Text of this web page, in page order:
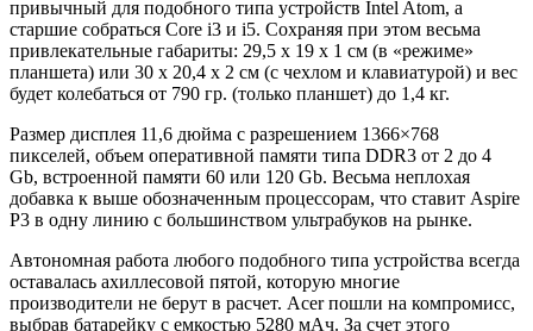
привычный для подобного типа устройств Intel Atom, а
старшие собраться Core i3 и i5. Сохраняя при этом весьма
привлекательные габариты: 29,5 x 19 x 1 см (в «режиме»
планшета) или 30 x 20,4 x 2 см (с чехлом и клавиатурой) и вес
будет колебаться от 790 гр. (только планшет) до 1,4 кг.
Размер дисплея 11,6 дюйма с разрешением 1366×768
пикселей, объем оперативной памяти типа DDR3 от 2 до 4
Gb, встроенной памяти 60 или 120 Gb. Весьма неплохая
добавка к выше обозначенным процессорам, что ставит Aspire
P3 в одну линию с большинством ультрабуков на рынке.
Автономная работа любого подобного типа устройства всегда
оставалась ахиллесовой пятой, которую многие
производители не берут в расчет. Acer пошли на компромисс,
выбрав батарейку с емкостью 5280 мАч. За счет этого